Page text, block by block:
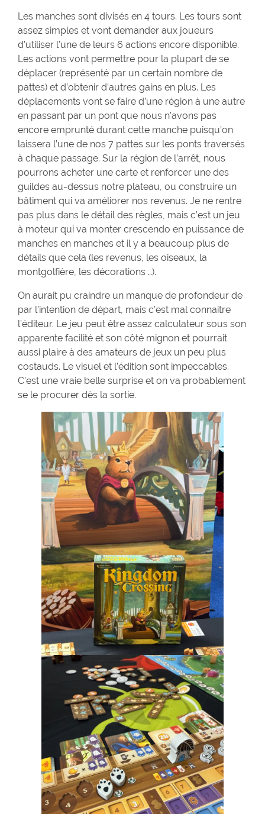
Les manches sont divisés en 4 tours. Les tours sont
assez simples et vont demander aux joueurs
d’utiliser l’une de leurs 6 actions encore disponible.
Les actions vont permettre pour la plupart de se
déplacer (représenté par un certain nombre de
pattes) et d’obtenir d’autres gains en plus. Les
déplacements vont se faire d’une région à une autre
en passant par un pont que nous n’avons pas
encore emprunté durant cette manche puisqu’on
laissera l’une de nos 7 pattes sur les ponts traversés
à chaque passage. Sur la région de l’arrêt, nous
pourrons acheter une carte et renforcer une des
guildes au-dessus notre plateau, ou construire un
bâtiment qui va améliorer nos revenus. Je ne rentre
pas plus dans le détail des règles, mais c’est un jeu
à moteur qui va monter crescendo en puissance de
manches en manches et il y a beaucoup plus de
détails que cela (les revenus, les oiseaux, la
montgolfière, les décorations …).
On aurait pu craindre un manque de profondeur de
par l’intention de départ, mais c’est mal connaitre
l’éditeur. Le jeu peut être assez calculateur sous son
apparente facilité et son côté mignon et pourrait
aussi plaire à des amateurs de jeux un peu plus
costauds. Le visuel et l’édition sont impeccables.
C’est une vraie belle surprise et on va probablement
se le procurer dès la sortie.